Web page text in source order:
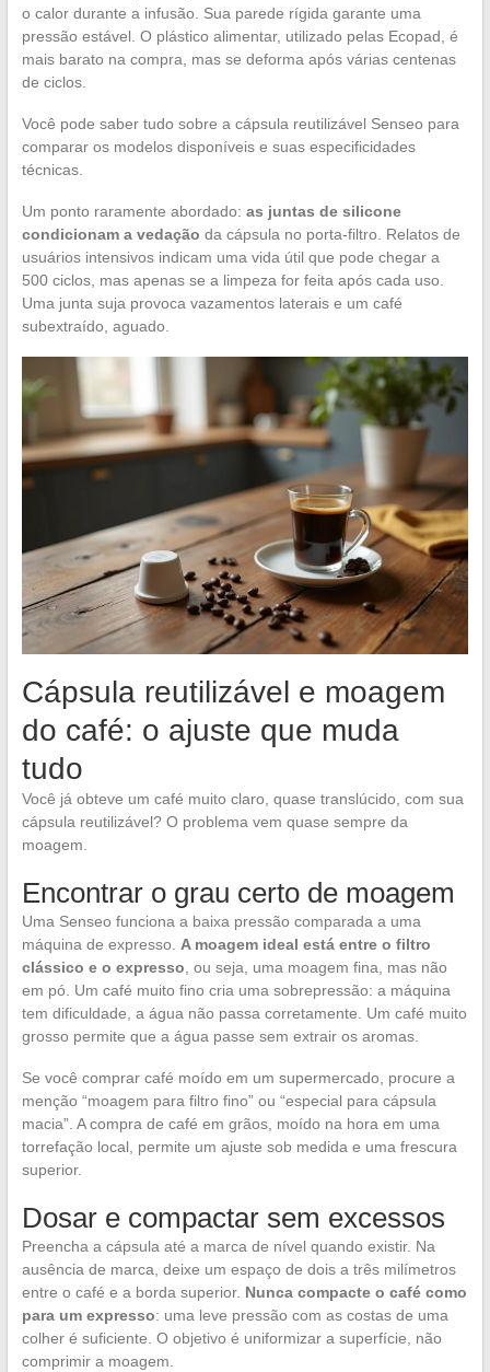
o calor durante a infusão. Sua parede rígida garante uma
pressão estável. O plástico alimentar, utilizado pelas Ecopad, é
mais barato na compra, mas se deforma após várias centenas
de ciclos.
Você pode saber tudo sobre a cápsula reutilizável Senseo para
comparar os modelos disponíveis e suas especificidades
técnicas.
Um ponto raramente abordado: as juntas de silicone
condicionam a vedação da cápsula no porta-filtro. Relatos de
usuários intensivos indicam uma vida útil que pode chegar a
500 ciclos, mas apenas se a limpeza for feita após cada uso.
Uma junta suja provoca vazamentos laterais e um café
subextraído, aguado.
Cápsula reutilizável e moagem
do café: o ajuste que muda
tudo
Você já obteve um café muito claro, quase translúcido, com sua
cápsula reutilizável? O problema vem quase sempre da
moagem.
Encontrar o grau certo de moagem
Uma Senseo funciona a baixa pressão comparada a uma
máquina de expresso. A moagem ideal está entre o filtro
clássico e o expresso , ou seja, uma moagem fina, mas não
em pó. Um café muito fino cria uma sobrepressão: a máquina
tem dificuldade, a água não passa corretamente. Um café muito
grosso permite que a água passe sem extrair os aromas.
Se você comprar café moído em um supermercado, procure a
menção “moagem para filtro fino” ou “especial para cápsula
macia”. A compra de café em grãos, moído na hora em uma
torrefação local, permite um ajuste sob medida e uma frescura
superior.
Dosar e compactar sem excessos
Preencha a cápsula até a marca de nível quando existir. Na
ausência de marca, deixe um espaço de dois a três milímetros
entre o café e a borda superior. Nunca compacte o café como
para um expresso: uma leve pressão com as costas de uma
colher é suficiente. O objetivo é uniformizar a superfície, não
comprimir a moagem.